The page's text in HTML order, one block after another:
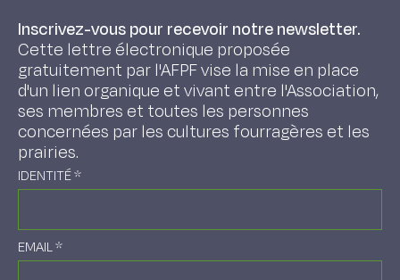
Inscrivez-vous pour recevoir notre newsletter.
Cette lettre électronique proposée
gratuitement par l'AFPF vise la mise en place
d'un lien organique et vivant entre l'Association,
ses membres et toutes les personnes
concernées par les cultures fourragères et les
prairies.
IDENTITÉ*
EMAIL*